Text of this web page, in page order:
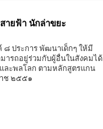
ายฟ้า นักล่าขยะ
ประการ พัฒนาเด็กๆ ให้มี
ารถอยู่ร่วมกับผู้อื่นในสังคมได้
ละพลโลก ตามหลักสูตรแกน
ช ๒๕๕๑